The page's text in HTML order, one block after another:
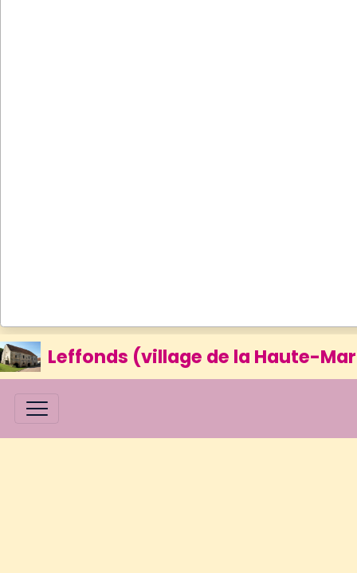
Leffonds (village de la Haute-